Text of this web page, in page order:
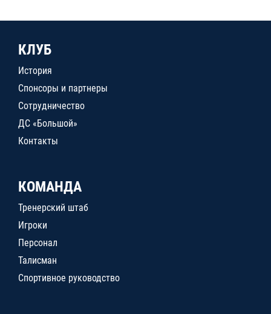
КЛУБ
История
Спонсоры и партнеры
Сотрудничество
ДС «Большой»
Контакты
КОМАНДА
Тренерский штаб
Игроки
Персонал
Талисман
Спортивное руководство